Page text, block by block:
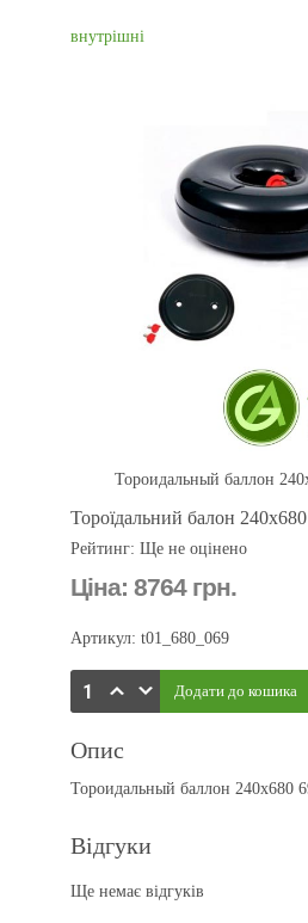
внутрішні
Тороидальный баллон
Тороїдальний балон
Рейтинг: Ще не оцінено
Ціна: 8764 грн.
Артикул: t01_680_069
Опис
Тороидальный баллон 240x680
Відгуки
Ще немає відгуків